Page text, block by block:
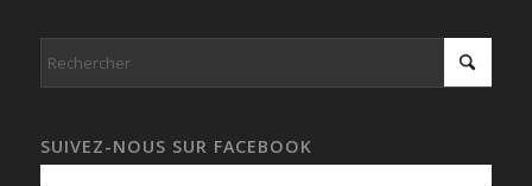
SUIVEZ-NOUS SUR FACEBOOK